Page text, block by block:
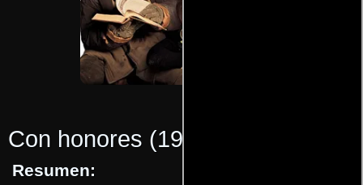
Con honores (1994)
Resumen: